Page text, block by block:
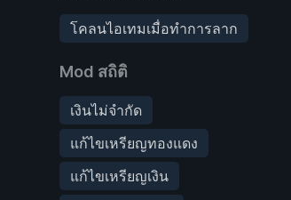
โคลนไอเทมเมื่อทำการลาก
Mod สถิติ
เงินไม่จำกัด
แก้ไขเหรียญทองแดง
แก้ไขเหรียญเงิน